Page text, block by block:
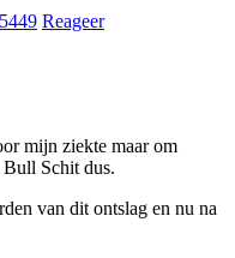
Reageer
mijn ziekte maar om
Bull Schit dus.
van dit ontslag en nu na